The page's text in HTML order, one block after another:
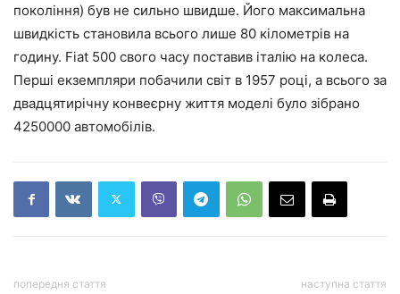
покоління) був не сильно швидше. Його максимальна
швидкість становила всього лише 80 кілометрів на
годину. Fiat 500 свого часу поставив італію на колеса.
Перші екземпляри побачили світ в 1957 році, а всього за
двадцятирічну конвеєрну життя моделі було зібрано
4250000 автомобілів.
попередня стаття наступна стаття